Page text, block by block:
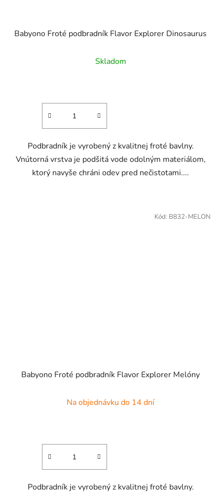
Babyono Froté podbradník Flavor Explorer Dinosaurus
Skladom
Podbradník je vyrobený z kvalitnej froté bavlny.
Vnútorná vrstva je podšitá vode odolným materiálom,
ktorý navyše chráni odev pred nečistotami....
Babyono Froté podbradník Flavor Explorer Melóny
Na objednávku do 14 dní
Podbradník je vyrobený z kvalitnej froté bavlny.
Kód: B832-MELON